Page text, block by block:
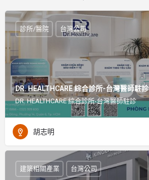
DR. HEALTHCARE 綜合診所-台灣醫師駐診
DR. HEALTHCARE 綜合診所-台灣醫師駐診
診所/醫院 台灣公司
胡志明
建築相關產業 台灣公司